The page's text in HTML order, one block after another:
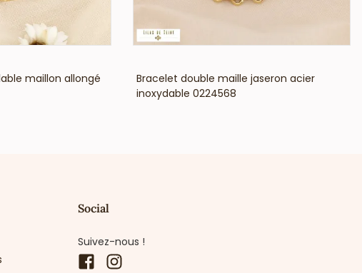
maillon allongé
Bracelet double maille jaseron acier
inoxydable 0224568
Social
Suivez-nous !
Facebook